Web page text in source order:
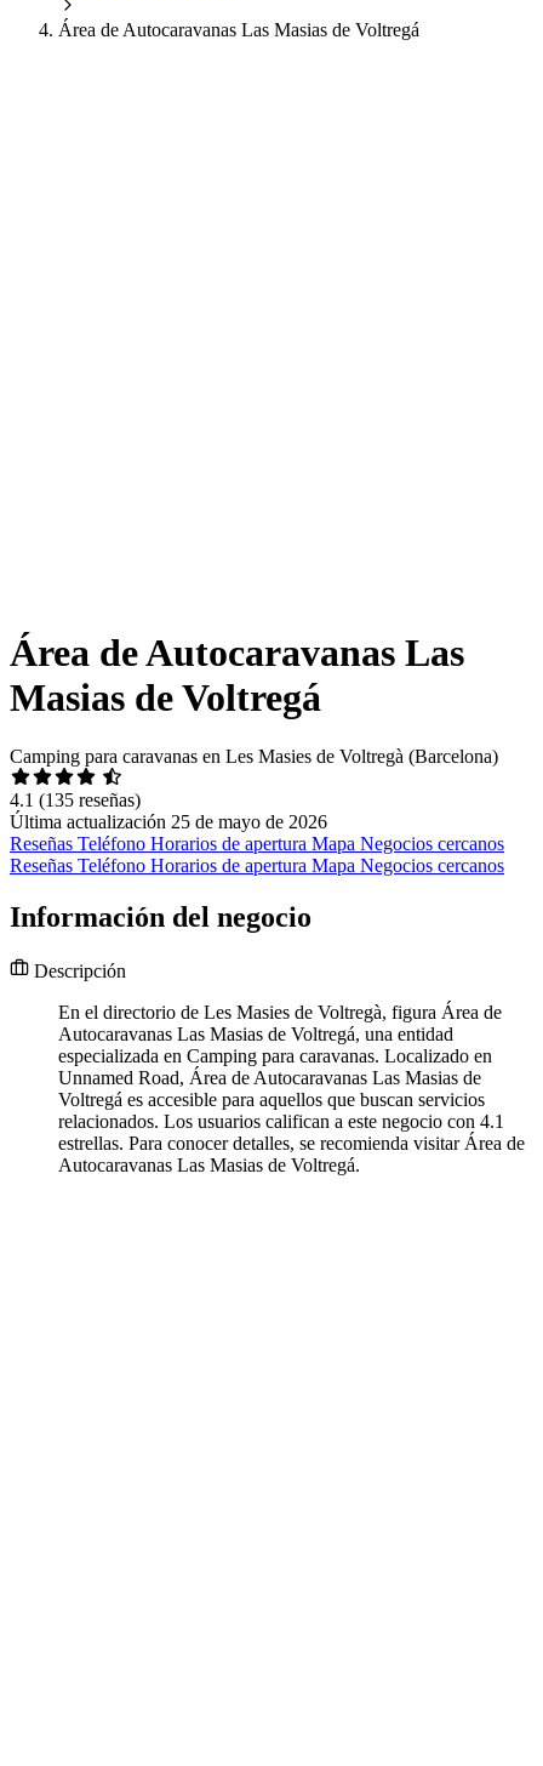
Área de Autocaravanas Las Masias de Voltregá
Área de Autocaravanas Las
Masias de Voltregá
Camping para caravanas en Les Masies de Voltregà (Barcelona)
4.1 (135 reseñas)
Última actualización 25 de mayo de 2026
Reseñas Teléfono Horarios de apertura Mapa Negocios cercanos
Reseñas Teléfono Horarios de apertura Mapa Negocios cercanos
Información del negocio
Descripción
En el directorio de Les Masies de Voltregà, figura Área de
Autocaravanas Las Masias de Voltregá, una entidad
especializada en Camping para caravanas. Localizado en
Unnamed Road, Área de Autocaravanas Las Masias de
Voltregá es accesible para aquellos que buscan servicios
relacionados. Los usuarios califican a este negocio con 4.1
estrellas. Para conocer detalles, se recomienda visitar Área de
Autocaravanas Las Masias de Voltregá.